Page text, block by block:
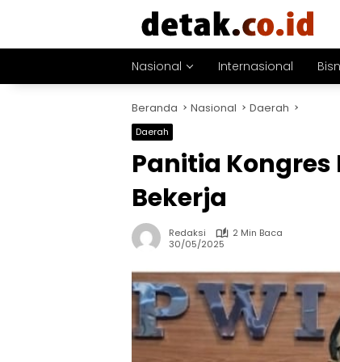
Nasional Internasional
Beranda Nasional Daerah
Daerah
Panitia Kongres
Bekerja
Redaksi
2 Min Baca
30/05/2025